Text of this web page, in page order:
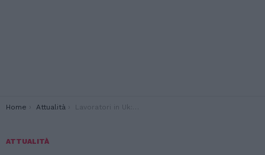
You are here:
Home Attualità Lavoratori in Uk: aumentano gli immigrati, diminuiscono gli inglesi
ATTUALITÀ